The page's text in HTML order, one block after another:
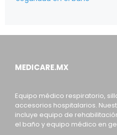
MEDICARE.MX
Equipo médico respiratorio,
accesorios hospitalarios.
incluye equipo de
el baño y equipo médico en